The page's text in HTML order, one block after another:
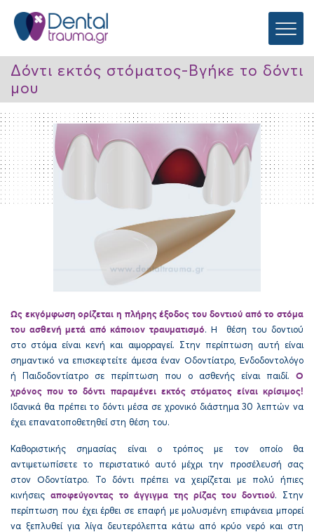
Δόντι εκτός στόματος-Βγήκε το δόντι
μου
Ως εκγόμφωση ορίζεται η πλήρης έξοδος του δοντιού από το στόμα
του ασθενή μετά από κάποιον τραυματισμό. Η θέση του δοντιού
στο στόμα είναι κενή και αιμορραγεί. Στην περίπτωση αυτή είναι
σημαντικό να επισκεφτείτε άμεσα έναν Οδοντίατρο, Ενδοδοντολόγο
ή Παιδοδοντίατρο σε περίπτωση που ο ασθενής είναι παιδί. Ο
χρόνος που το δόντι παραμένει εκτός στόματος είναι κρίσιμος!
Ιδανικά θα πρέπει το δόντι μέσα σε χρονικό διάστημα 30 λεπτών να
έχει επανατοποθετηθεί στη θέση του.
Καθοριστικής σημασίας είναι ο τρόπος με τον οποίο θα
αντιμετωπίσετε το περιστατικό αυτό μέχρι την προσέλευσή σας
στον Οδοντίατρο. Το δόντι πρέπει να χειρίζεται με πολύ ήπιες
κινήσειςαποφεύγοντας το άγγιγμα της ρίζας του δοντιού. Στην
περίπτωση που έχει έρθει σε επαφή με μολυσμένη επιφάνεια μπορεί
να ξεπλυθεί για λίγα δευτερόλεπτα κάτω από κρύο νερό και στη